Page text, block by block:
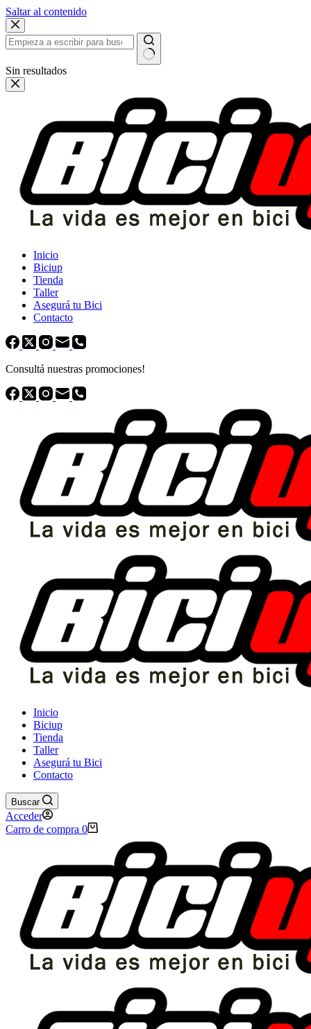
Saltar al contenido
Sin resultados
Inicio
Biciup
Tienda
Taller
Asegurá tu Bici
Contacto
Consultá nuestras promociones!
Inicio
Biciup
Tienda
Taller
Asegurá tu Bici
Contacto
Buscar
Acceder
Carro de compra 0